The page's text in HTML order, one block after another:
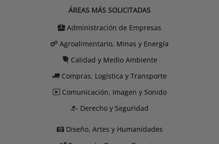
ÁREAS MÁS SOLICITADAS
Administración de Empresas
Agroalimentario, Minas y Energía
Calidad y Medio Ambiente
Compras, Logística y Transporte
Comunicación, Imagen y Sonido
Derecho y Seguridad
Diseño, Artes y Humanidades